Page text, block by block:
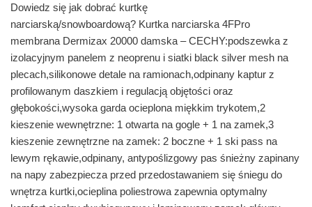
Dowiedz się jak dobrać kurtkę
narciarską/snowboardową? Kurtka narciarska 4FPro
membrana Dermizax 20000 damska – CECHY:podszewka z
izolacyjnym panelem z neoprenu i siatki black silver mesh na
plecach,silikonowe detale na ramionach,odpinany kaptur z
profilowanym daszkiem i regulacją objętości oraz
głębokości,wysoka garda ocieplona miękkim trykotem,2
kieszenie wewnętrzne: 1 otwarta na gogle + 1 na zamek,3
kieszenie zewnętrzne na zamek: 2 boczne + 1 ski pass na
lewym rękawie,odpinany, antypoślizgowy pas śnieżny zapinany
na napy zabezpiecza przed przedostawaniem się śniegu do
wnętrza kurtki,ocieplina poliestrowa zapewnia optymalny